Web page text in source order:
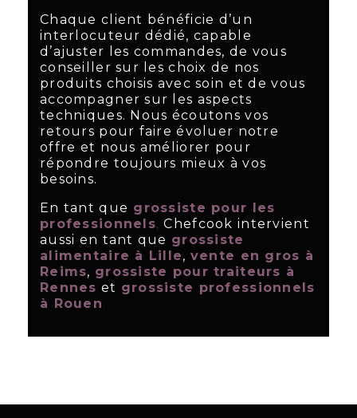
Chaque client bénéficie d’un
interlocuteur dédié, capable
d’ajuster les commandes, de vous
conseiller sur les choix de nos
produits choisis avec soin et de vous
accompagner sur les aspects
techniques. Nous écoutons vos
retours pour faire évoluer notre
offre et nous améliorer pour
répondre toujours mieux à vos
besoins.
En tant que grossiste pour les
professionnels,Chefcook intervient
aussi en tant que grossiste
alimentaire à Lille, vente en gros à
Reims, grossiste pour traiteurs à
Rennes et grossiste professionnels
à Rouen